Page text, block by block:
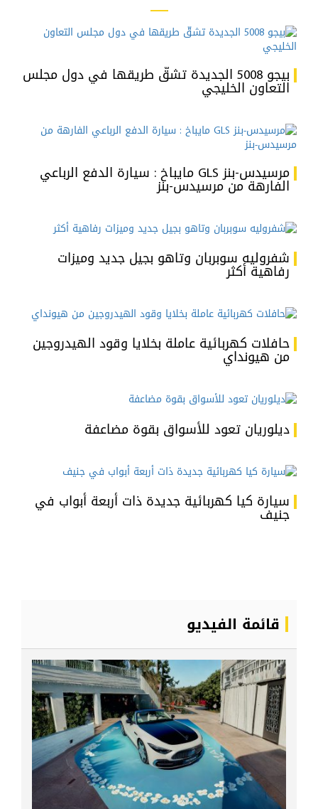
بيجو 5008 الجديدة تشقّ طريقها في دول مجلس
التعاون الخليجي
مرسيدس-بنز GLS مايباخ : سيارة الدفع الرباعي
الفارهة من مرسيدس-بنز
شفروليه سوبربان وتاهو بجيل جديد وميزات
رفاهية أكثر
حافلات كهربائية عاملة بخلايا وقود الهيدروجين
من هيونداي
ديلوريان تعود للأسواق بقوة مضاعفة
سيارة كيا كهربائية جديدة ذات أربعة أبواب في
جنيف
قائمة الفيديو